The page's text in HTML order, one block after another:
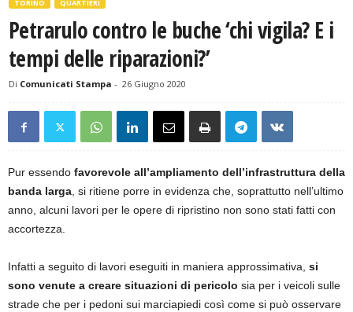
TORINO QUARTIERI
Petrarulo contro le buche ‘chi vigila? E i
tempi delle riparazioni?’
Di Comunicati Stampa - 26 Giugno 2020
Pur essendo favorevole all’ampliamento dell’infrastruttura della
banda larga, si ritiene porre in evidenza che, soprattutto nell’ultimo
anno, alcuni lavori per le opere di ripristino non sono stati fatti con
accortezza.
Infatti a seguito di lavori eseguiti in maniera approssimativa, si
sono venute a creare situazioni di pericolo sia per i veicoli sulle
strade che per i pedoni sui marciapiedi così come si può osservare